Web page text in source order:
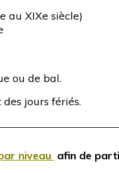
au XIXe siècle)
ou de bal.
des jours fériés.
niveau afin de